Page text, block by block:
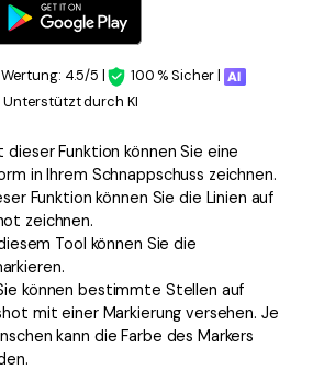
4.5/5 |
100 % Sicher |
Unterstützt durch KI
dieser Funktion können Sie eine
in Ihrem Schnappschuss zeichnen.
Funktion können Sie die Linien auf
zeichnen.
Tool können Sie die
können bestimmte Stellen auf
mit einer Markierung versehen. Je
kann die Farbe des Markers